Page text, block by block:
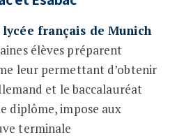
lycée français de Munich
élèves préparent
leur permettant d’obtenir
et le baccalauréat
diplôme, impose aux
terminale